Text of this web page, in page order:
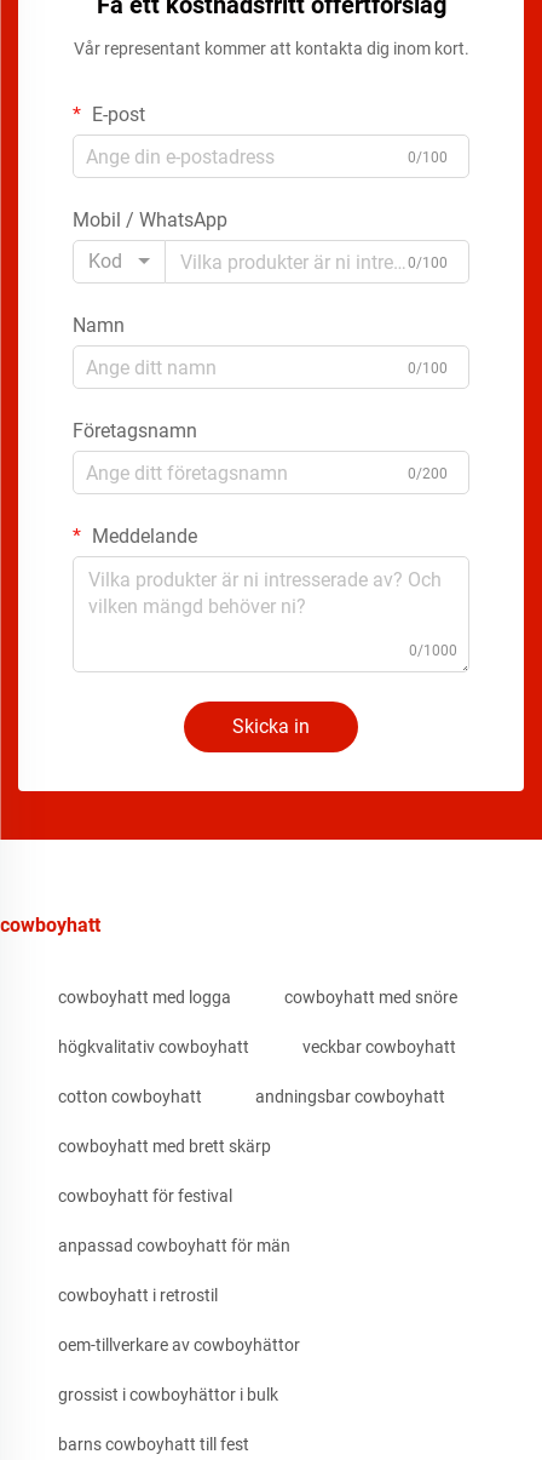
Vår representant kommer att kontakta dig inom kort.
E-post
0/100
Mobil / WhatsApp
Kod
0/100
Namn
0/100
Företagsnamn
0/200
Meddelande
0/1000
Skicka in
cowboyhatt
cowboyhatt med logga cowboyhatt med snöre
högkvalitativ cowboyhatt veckbar cowboyhatt
cotton cowboyhatt andningsbar cowboyhatt
cowboyhatt med brett skärp
cowboyhatt för festival
anpassad cowboyhatt för män
cowboyhatt i retrostil
oem-tillverkare av cowboyhättor
grossist i cowboyhättor i bulk
barns cowboyhatt till fest